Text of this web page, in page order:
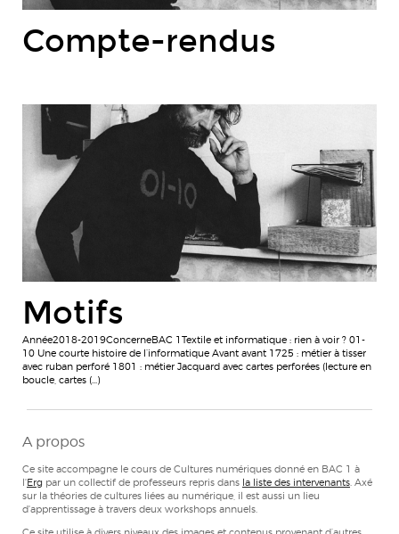
Compte-rendus
Motifs
Année2018-2019ConcerneBAC 1Textile et informatique : rien à voir ? 01-
10 Une courte histoire de l’informatique Avant avant 1725 : métier à tisser
avec ruban perforé 1801 : métier Jacquard avec cartes perforées (lecture en
boucle, cartes (…)
A propos
Ce site accompagne le cours de Cultures numériques donné en BAC 1 à
l'Erg par un collectif de professeurs repris dans la liste des intervenants. Axé
sur la théories de cultures liées au numérique, il est aussi un lieu
d'apprentissage à travers deux workshops annuels.